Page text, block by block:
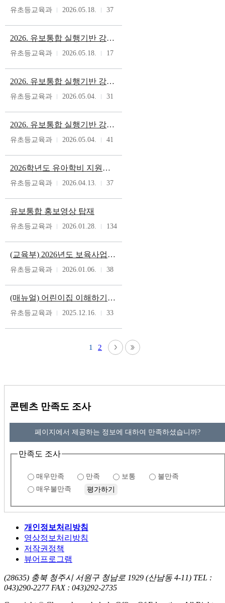
유초등교육과 2026.05.18. 37
2026. 유보통합 실행기반 강화 사업 업무 담당자 회의 자료(다문화 유아 교육활동 지원)
유초등교육과 2026.05.18. 17
2026. 유보통합 실행기반 강화 사업 업무담당자 회의 자료(다보듬 학습공동체)
유초등교육과 2026.05.04. 31
2026. 유보통합 실행기반 강화 사업 업무담당자 회의 자료
유초등교육과 2026.05.04. 41
2026학년도 유아학비 지원계획(안)
유초등교육과 2026.04.13. 37
유보통합 홍보영상 탑재
유초등교육과 2026.01.28. 134
(교육부) 2026년도 보육사업안내 본문 및 부록
유초등교육과 2026.01.06. 38
(매뉴얼) 어린이집 이해하기 4장 비용 지원
유초등교육과 2025.12.16. 33
1 2
콘텐츠 만족도 조사
페이지에서 제공하는 정보에 대하여 만족하셨습니까?
만족도 조사
매우만족 만족 보통
불만족
매우불만족
개인정보처리방침
영상정보처리방침
저작권정책
뷰어프로그램
(28635) 충북 청주시 서원구 청남로 1929 (산남동 4-11) TEL :
043)290-2277 FAX : 043)292-2735